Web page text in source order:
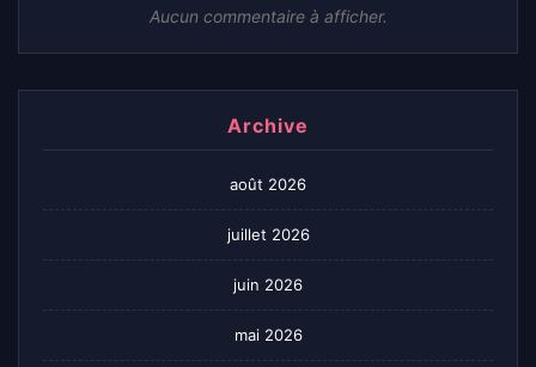
Aucun commentaire à afficher.
Archive
août 2026
juillet 2026
juin 2026
mai 2026